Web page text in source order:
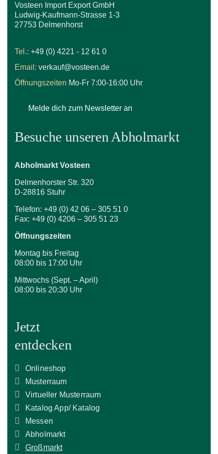
Vosteen Import Export GmbH
Ludwig-Kaufmann-Strasse 1-3
27753 Delmenhorst
Tel.: +49 (0) 4221 - 12 61 0
Email: verkauf@vosteen.de
Öffnungszeiten Mo-Fr 7:00-16:00 Uhr
Melde dich zum Newsletter an
Besuche unseren Abholmarkt
Abholmarkt Vosteen
Delmenhorster Str. 320
D-28816 Stuhr
Telefon: +49 (0) 42 06 – 305 51 0
Fax: +49 (0) 4206 – 305 51 23
Öffnungszeiten
Montag bis Freitag
08:00 bis 17:00 Uhr
Mittwochs (Sept. – April)
08:00 bis 20:30 Uhr
Jetzt
entdecken
Onlineshop
Musterraum
Virtueller Musterraum
Katalog App/ Katalog
Messen
Abholmarkt
Großmarkt